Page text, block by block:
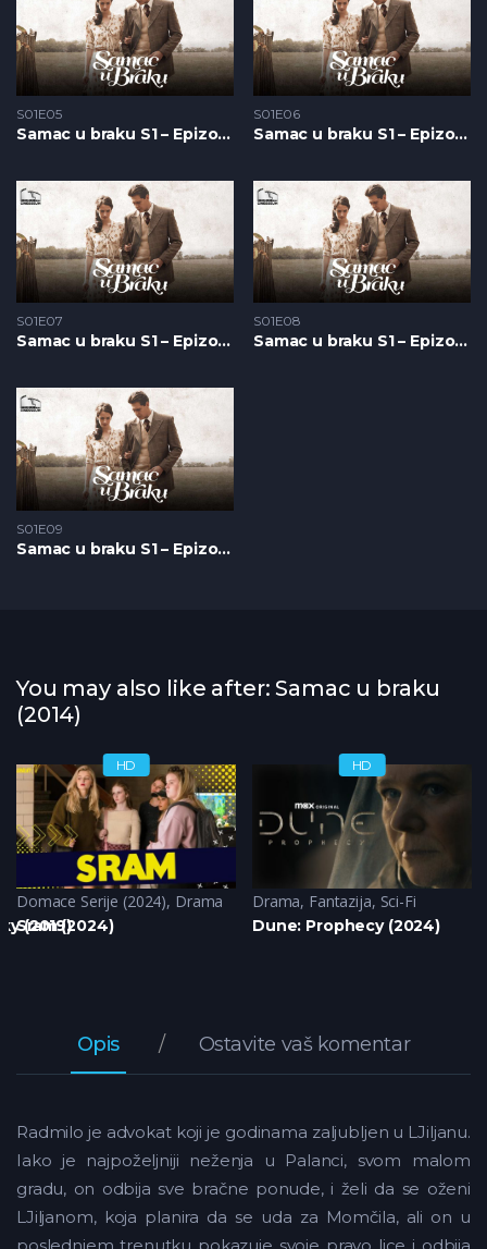
S01E05
Samac u braku S1 – Epizoda 05
S01E06
Samac u braku S1 – Epizoda 06
S01E07
Samac u braku S1 – Epizoda 07
S01E08
Samac u braku S1 – Epizoda 08
S01E09
Samac u braku S1 – Epizoda 09
You may also like after: Samac u braku
(2014)
(2019)
HD
Domace Serije (2024), Drama
Sram (2024)
HD
Drama, Fantazija, Sci-Fi
Dune: Prophecy (2024)
Opis Ostavite vaš komentar
Radmilo je advokat koji je godinama zaljubljen u LJiljanu.
Iako je najpoželjniji neženja u Palanci, svom malom
gradu, on odbija sve bračne ponude, i želi da se oženi
LJiljanom, koja planira da se uda za Momčila, ali on u